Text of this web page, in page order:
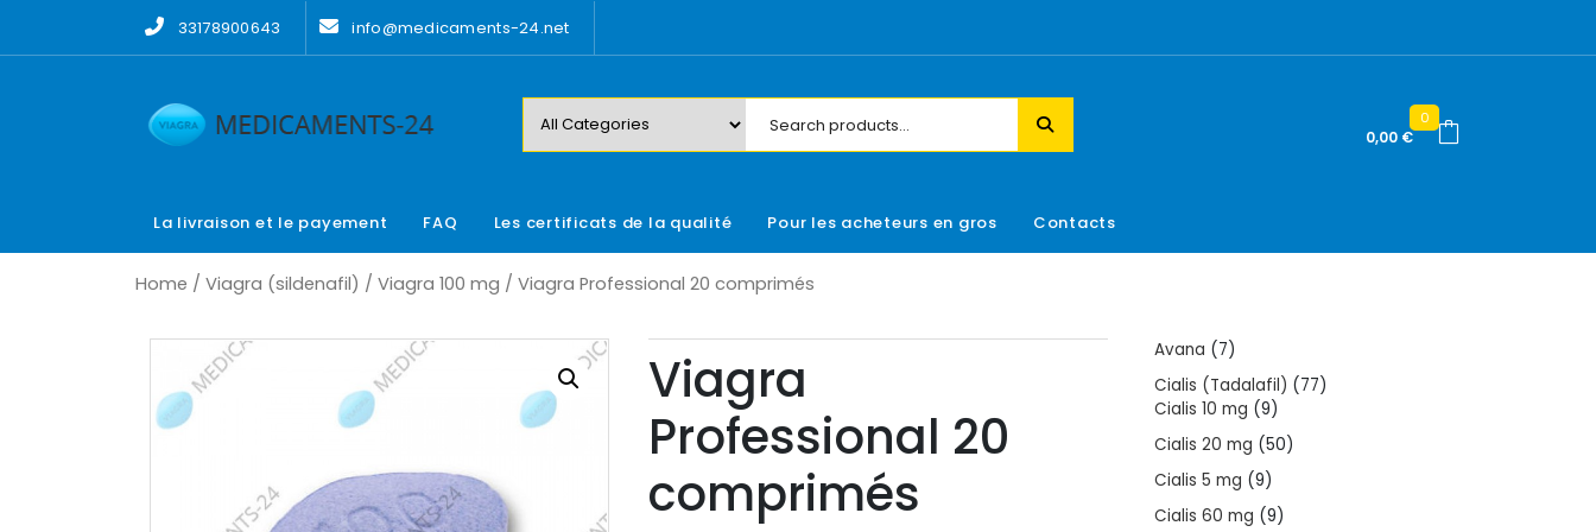
33178900643 info@medicaments-24.net
0,00 €
0
La livraison et le payement FAQ Les certificats de la qualité Pour les acheteurs en gros Contacts
Home / Viagra (sildenafil) / Viagra 100 mg / Viagra Professional 20 comprimés
Viagra
Professional 20
comprimés
Avana 77
products
Cialis (Tadalafil) 7777
Cialis 10 mg 99
products
Cialis 20 mg 5050
Cialis 5 mg 99
products
Cialis 60 mg 99